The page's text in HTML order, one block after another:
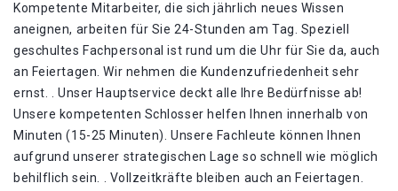
Kompetente Mitarbeiter, die sich jährlich neues Wissen
aneignen, arbeiten für Sie 24-Stunden am Tag. Speziell
geschultes Fachpersonal ist rund um die Uhr für Sie da, auch
an Feiertagen. Wir nehmen die Kundenzufriedenheit sehr
ernst. . Unser Hauptservice deckt alle Ihre Bedürfnisse ab!
Unsere kompetenten Schlosser helfen Ihnen innerhalb von
Minuten (15-25 Minuten). Unsere Fachleute können Ihnen
aufgrund unserer strategischen Lage so schnell wie möglich
behilflich sein. . Vollzeitkräfte bleiben auch an Feiertagen.